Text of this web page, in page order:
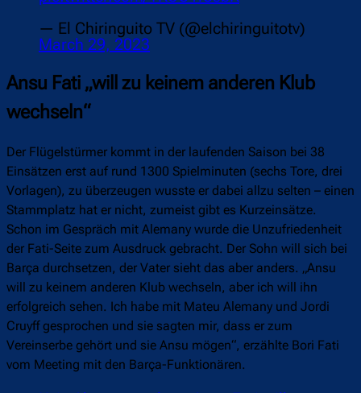
— El Chiringuito TV (@elchiringuitotv)
March 29, 2023
Ansu Fati „will zu keinem anderen Klub
wechseln“
Der Flügelstürmer kommt in der laufenden Saison bei 38
Einsätzen erst auf rund 1300 Spielminuten (sechs Tore, drei
Vorlagen), zu überzeugen wusste er dabei allzu selten – einen
Stammplatz hat er nicht, zumeist gibt es Kurzeinsätze.
Schon im Gespräch mit Alemany wurde die Unzufriedenheit
der Fati-Seite zum Ausdruck gebracht. Der Sohn will sich bei
Barça durchsetzen, der Vater sieht das aber anders. „Ansu
will zu keinem anderen Klub wechseln, aber ich will ihn
erfolgreich sehen. Ich habe mit Mateu Alemany und Jordi
Cruyff gesprochen und sie sagten mir, dass er zum
Vereinserbe gehört und sie Ansu mögen“, erzählte Bori Fati
vom Meeting mit den Barça-Funktionären.